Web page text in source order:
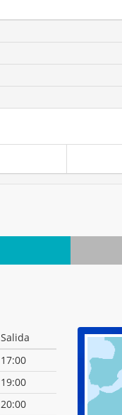
Salida
17:00
19:00
20:00